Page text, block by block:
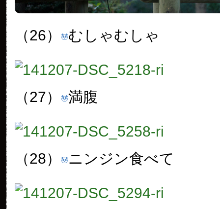
（26） むしゃむしゃ
（27） 満腹
（28） ニンジン食べて